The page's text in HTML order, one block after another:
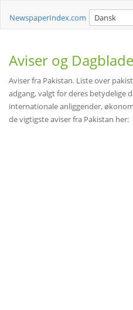
NewspaperIndex.com Dansk
Aviser og
Aviser fra Pakistan. Liste over
adgang, valgt for deres betydelige
internationale anliggender,
de vigtigste aviser fra Pakistan her: